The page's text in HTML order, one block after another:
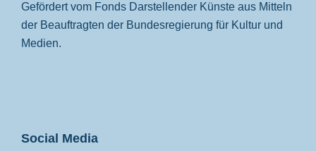
Gefördert vom Fonds Darstellender Künste aus Mitteln
der Beauftragten der Bundesregierung für Kultur und
Medien.
Social Media